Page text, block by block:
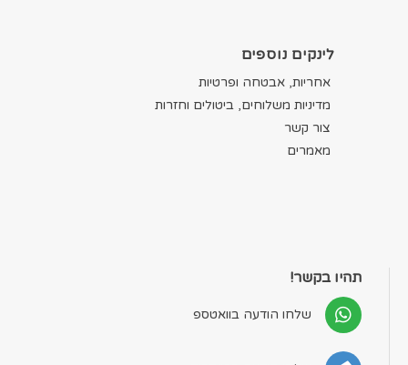
לינקים נוספים
אחריות, אבטחה ופרטיות
מדיניות משלוחים, ביטולים וחזרות
צור קשר
מאמרים
תהיו בקשר!
שלחו הודעה בוואטספ